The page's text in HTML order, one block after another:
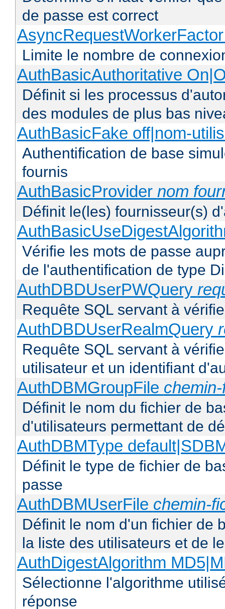
de passe est correct
Limite le nombre de
AuthBasicAuthoritative
Définit si les processus
des modules de plus bas
AuthBasicFake off|nom-
Authentification de base
fournis
AuthBasicProvider nom
Définit le(les) fournisseur(s)
Vérifie les mots de passe
de l'authentification de type
AuthDBDUserPWQuery
Requête SQL servant à
AuthDBDUserRealmQuery
Requête SQL servant à
utilisateur et un identifiant
AuthDBMGroupFile
Définit le nom du fichier de
d'utilisateurs permettant de
AuthDBMType
Définit le type de fichier de
passe
AuthDBMUserFile chemin-
Définit le nom d'un fichier de
la liste des utilisateurs et de
AuthDigestAlgorithm
Sélectionne l'algorithme
réponse